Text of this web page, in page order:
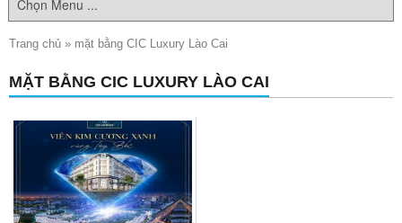
Trang chủ » mặt bằng CIC Luxury Lào Cai
MẶT BẰNG CIC LUXURY LÀO CAI